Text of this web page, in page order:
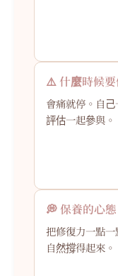
⚠️ 什麼時候
會痛就停。自
評估一起參與。
💭 保養的心態
把修復力一點
自然撐得起來。